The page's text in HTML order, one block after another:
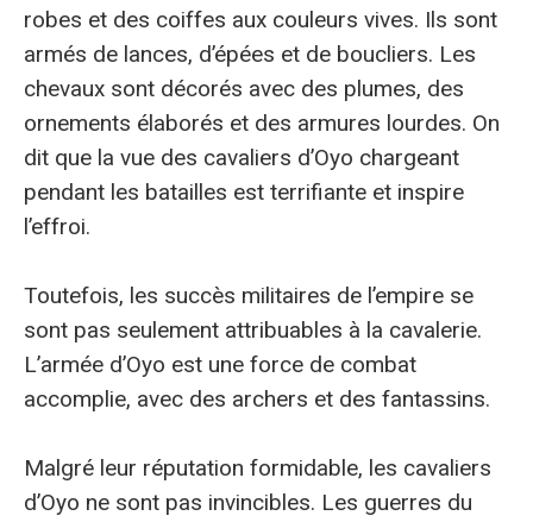
robes et des coiffes aux couleurs vives. Ils sont
armés de lances, d’épées et de boucliers. Les
chevaux sont décorés avec des plumes, des
ornements élaborés et des armures lourdes. On
dit que la vue des cavaliers d’Oyo chargeant
pendant les batailles est terrifiante et inspire
l’effroi.
Toutefois, les succès militaires de l’empire se
sont pas seulement attribuables à la cavalerie.
L’armée d’Oyo est une force de combat
accomplie, avec des archers et des fantassins.
Malgré leur réputation formidable, les cavaliers
d’Oyo ne sont pas invincibles. Les guerres du